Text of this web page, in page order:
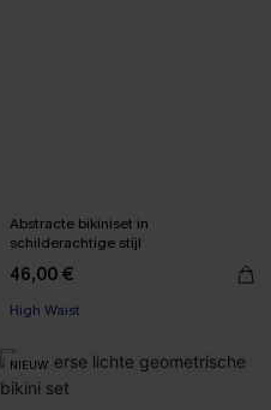
Abstracte bikiniset in
schilderachtige stijl
46,00 €
High Waist
NIEUW